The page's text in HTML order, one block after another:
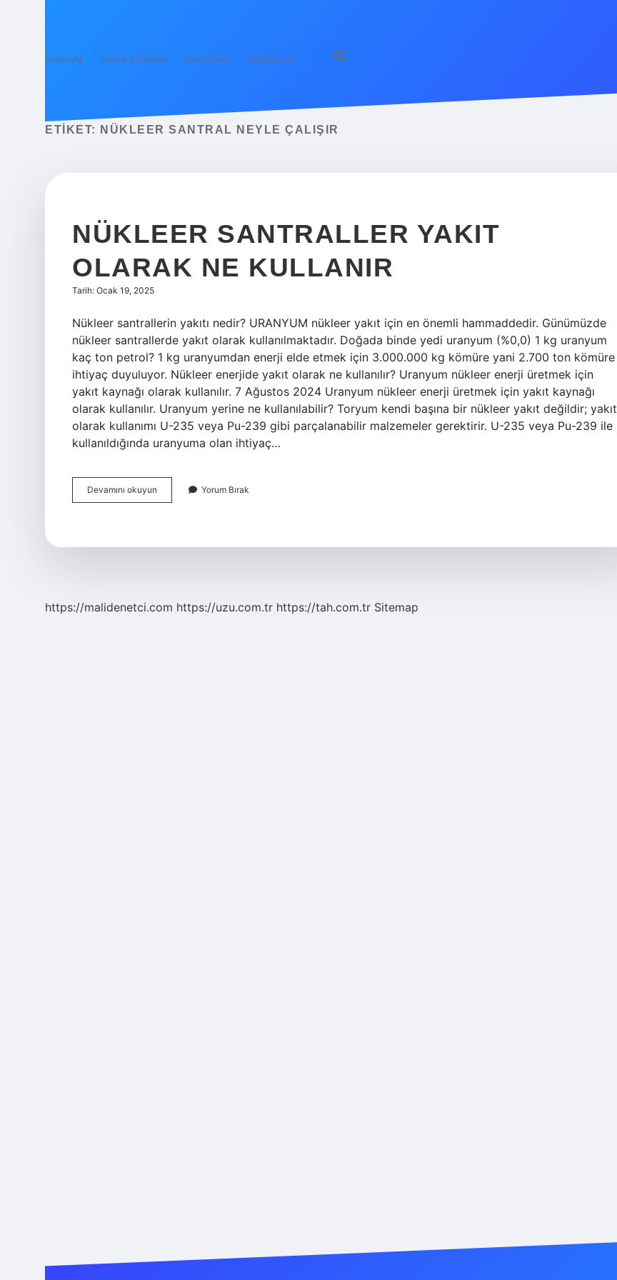
Anasayfa Gizlilik Politikası Yasal Uyarı Hakkımızda
ETIKET: NÜKLEER SANTRAL NEYLE ÇALIŞIR
NÜKLEER SANTRALLER YAKIT
OLARAK NE KULLANIR
Tarih: Ocak 19, 2025
Nükleer santrallerin yakıtı nedir? URANYUM nükleer yakıt için en önemli hammaddedir. Günümüzde
nükleer santrallerde yakıt olarak kullanılmaktadır. Doğada binde yedi uranyum (%0,0) 1 kg uranyum
kaç ton petrol? 1 kg uranyumdan enerji elde etmek için 3.000.000 kg kömüre yani 2.700 ton kömüre
ihtiyaç duyuluyor. Nükleer enerjide yakıt olarak ne kullanılır? Uranyum nükleer enerji üretmek için
yakıt kaynağı olarak kullanılır. 7 Ağustos 2024 Uranyum nükleer enerji üretmek için yakıt kaynağı
olarak kullanılır. Uranyum yerine ne kullanılabilir? Toryum kendi başına bir nükleer yakıt değildir; yakıt
olarak kullanımı U-235 veya Pu-239 gibi parçalanabilir malzemeler gerektirir. U-235 veya Pu-239 ile
kullanıldığında uranyuma olan ihtiyaç…
Devamını okuyun
Santraller
Yorum Bırak
https://malidenetci.com https://uzu.com.tr https://tah.com.tr Sitemap